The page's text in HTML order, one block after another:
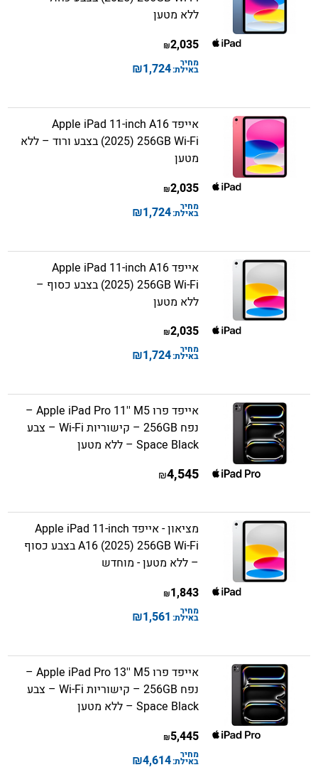
ללא מטען
2,035
₪
מחיר
באילת:1,724
₪
אייפד Apple iPad 11-inch A16
(2025) 256GB Wi-Fi בצבע ורוד – ללא
מטען
2,035
₪
מחיר
באילת:1,724
₪
אייפד Apple iPad 11-inch A16
(2025) 256GB Wi-Fi בצבע כסוף –
ללא מטען
2,035
₪
מחיר
באילת:1,724
₪
אייפד פרו Apple iPad Pro 11'' M5 –
נפח 256GB – קישוריות Wi-Fi – צבע
Space Black – ללא מטען
4,545
₪
מציאון - אייפד Apple iPad 11-inch
A16 (2025) 256GB Wi-Fi בצבע כסוף
– ללא מטען - מוחדש
1,843
₪
מחיר
באילת: 1,561
₪
אייפד פרו Apple iPad Pro 13'' M5 –
נפח 256GB – קישוריות Wi-Fi – צבע
Space Black – ללא מטען
5,445
₪
מחיר
באילת:4,614
₪